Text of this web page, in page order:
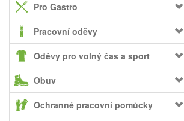
Pro Gastro
Pracovní oděvy
Oděvy pro volný čas a sport
Obuv
Ochranné pracovní pomůcky